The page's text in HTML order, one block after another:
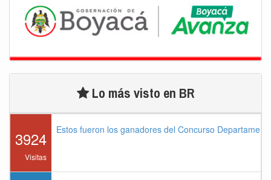
Lo más visto en BR
3924
Visitas
Estos fueron los ganadores del Concurso